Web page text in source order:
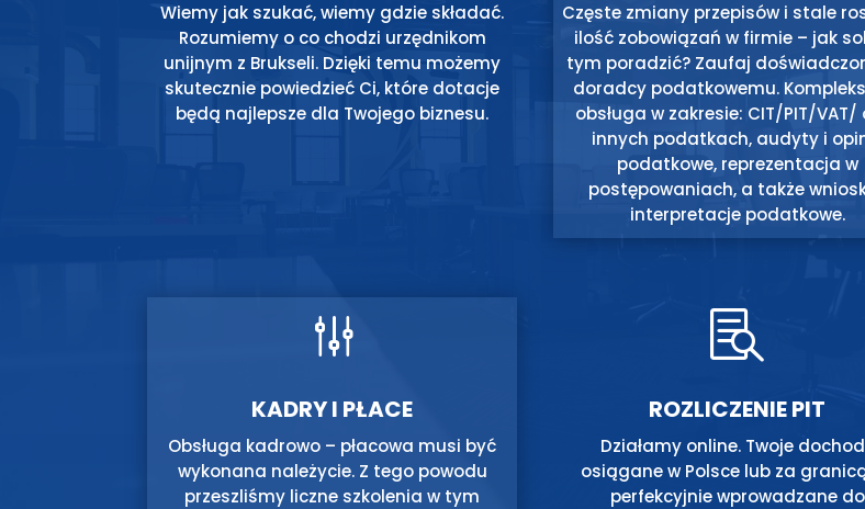
Wiemy jak szukać, wiemy gdzie składać.
Rozumiemy o co chodzi urzędnikom
unijnym z Brukseli. Dzięki temu możemy
skutecznie powiedzieć Ci, które dotacje
będą najlepsze dla Twojego biznesu.
Częste zmiany przepisów i stale
ilość zobowiązań w firmie – jak
tym poradzić? Zaufaj
doradcy podatkowemu.
obsługa w zakresie: CIT/PIT/VAT/
innych podatkach, audyty i
podatkowe, reprezentacja w
postępowaniach, a także
interpretacje podatkowe.
g
KADRY I PŁACE
Obsługa kadrowo – płacowa musi być
wykonana należycie. Z tego powodu
przeszliśmy liczne szkolenia w tym

ROZLICZENIE PIT
Działamy online. Twoje
osiągane w Polsce lub za
perfekcyjnie wprowadzane do